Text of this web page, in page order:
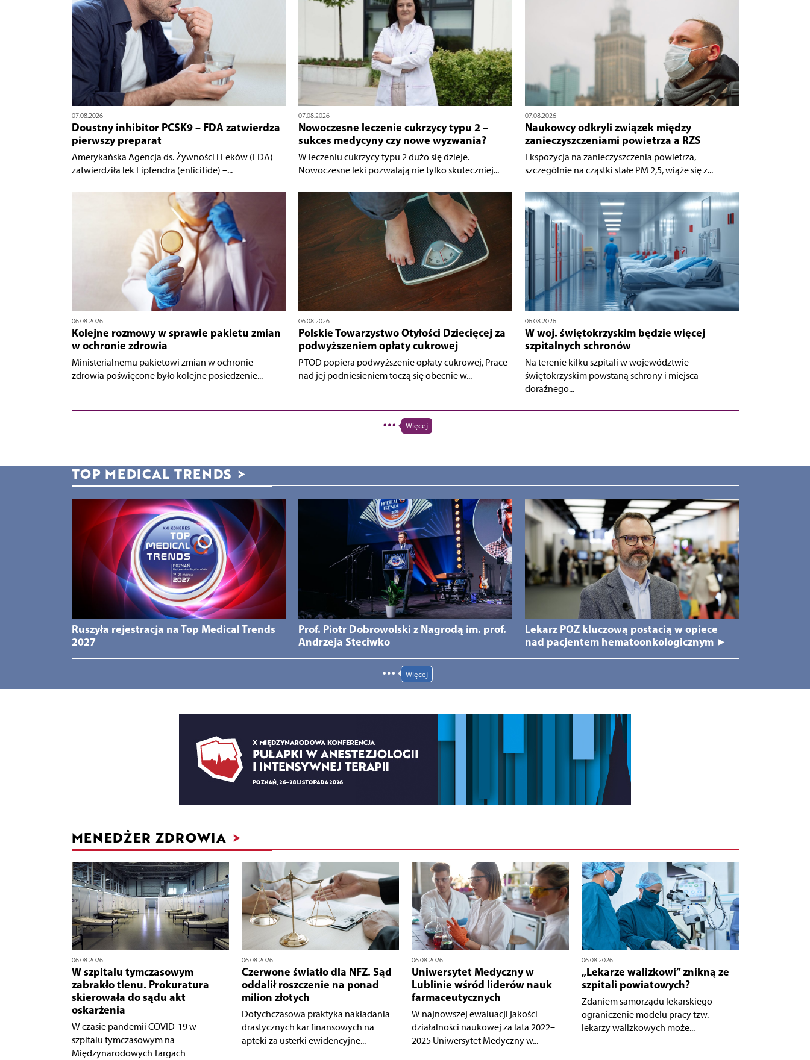
07.08.2026
Doustny inhibitor PCSK9 – FDA zatwierdza
pierwszy preparat
Amerykańska Agencja ds. Żywności i Leków (FDA)
zatwierdziła lek Lipfendra (enlicitide) –...
07.08.2026
Nowoczesne leczenie cukrzycy typu 2 –
sukces medycyny czy nowe wyzwania?
W leczeniu cukrzycy typu 2 dużo się dzieje.
Nowoczesne leki pozwalają nie tylko skuteczniej...
07.08.2026
Naukowcy odkryli związek między
zanieczyszczeniami powietrza a RZS
Ekspozycja na zanieczyszczenia powietrza,
szczególnie na cząstki stałe PM 2,5, wiąże się z...
06.08.2026
Kolejne rozmowy w sprawie pakietu zmian
w ochronie zdrowia
Ministerialnemu pakietowi zmian w ochronie
zdrowia poświęcone było kolejne posiedzenie...
06.08.2026
Polskie Towarzystwo Otyłości Dziecięcej za
podwyższeniem opłaty cukrowej
PTOD popiera podwyższenie opłaty cukrowej, Prace
nad jej podniesieniem toczą się obecnie w...
06.08.2026
W woj. świętokrzyskim będzie więcej
szpitalnych schronów
Na terenie kilku szpitali w województwie
świętokrzyskim powstaną schrony i miejsca
doraźnego...
Więcej
TOP MEDICAL TRENDS >
Ruszyła rejestracja na Top Medical Trends
2027
Prof. Piotr Dobrowolski z Nagrodą im. prof.
Andrzeja Steciwko
Lekarz POZ kluczową postacią w opiece
nad pacjentem hematoonkologicznym ►
Więcej
MENEDŻER ZDROWIA >
06.08.2026
W szpitalu tymczasowym
zabrakło tlenu. Prokuratura
skierowała do sądu akt
oskarżenia
W czasie pandemii COVID-19 w
szpitalu tymczasowym na
Międzynarodowych Targach
06.08.2026
Czerwone światło dla NFZ. Sąd
oddalił roszczenie na ponad
milion złotych
Dotychczasowa praktyka nakładania
drastycznych kar finansowych na
apteki za usterki ewidencyjne...
06.08.2026
Uniwersytet Medyczny w
Lublinie wśród liderów nauk
farmaceutycznych
W najnowszej ewaluacji jakości
działalności naukowej za lata 2022–
2025 Uniwersytet Medyczny w...
06.08.2026
„Lekarze walizkowi” znikną ze
szpitali powiatowych?
Zdaniem samorządu lekarskiego
ograniczenie modelu pracy tzw.
lekarzy walizkowych może...